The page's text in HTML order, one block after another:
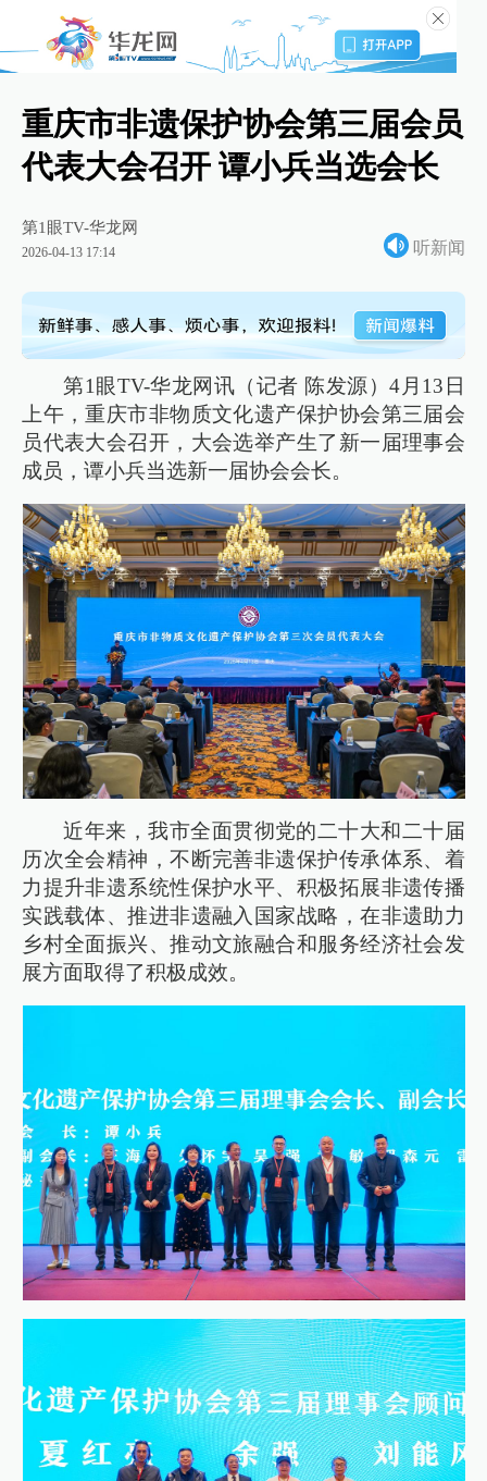
重庆市非遗保护协会第三届会员
代表大会召开 谭小兵当选会长
第1眼TV-华龙网
2026-04-13 17:14 听新闻
第1眼TV-华龙网讯（记者 陈发源）4月13日
上午，重庆市非物质文化遗产保护协会第三届会
员代表大会召开，大会选举产生了新一届理事会
成员，谭小兵当选新一届协会会长。
近年来，我市全面贯彻党的二十大和二十届
历次全会精神，不断完善非遗保护传承体系、着
力提升非遗系统性保护水平、积极拓展非遗传播
实践载体、推进非遗融入国家战略，在非遗助力
乡村全面振兴、推动文旅融合和服务经济社会发
展方面取得了积极成效。